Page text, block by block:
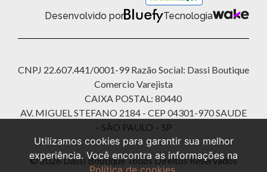
Desenvolvido por Tecnologia
CNPJ 22.607.441/0001-99 Razão Social: Dassi Boutique
Comercio Varejista
CAIXA POSTAL: 80440
AV. MIGUEL STEFANO 2184 - CEP 04301-970 SAUDE
– SÃO PAULO – SP
© 2026 Dassi Boutique Todos Direitos Reservados
Utilizamos cookies para garantir sua melhor
experiência. Você encontra as informações na
Política de cookies